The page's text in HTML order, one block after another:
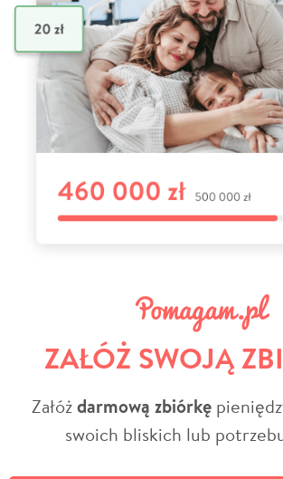
ZAŁÓŻ SWOJĄ
Załóżdarmową zbiórkę
swoich bliskich lub